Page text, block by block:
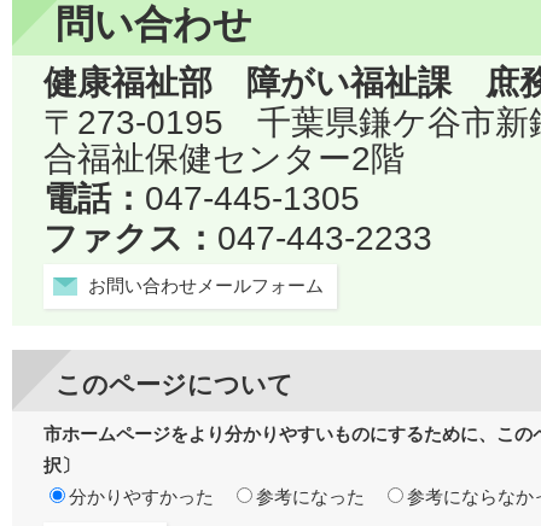
問い合わせ
健康福祉部 障がい福祉課 庶
〒273-0195 千葉県鎌ケ谷市
合福祉保健センター2階
電話： 047-445-1305
ファクス： 047-443-2233
お問い合わせメールフォーム
このページについて
市ホームページをより分かりやすいものにするために、こ
択〕
分かりやすかった
参考になった 参考にならなか